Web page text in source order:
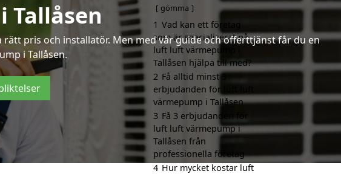
pris och installatör. Men med vår guide och offerttjänst får du en
i Tallåsen.
gömma
1 Vad kan ett företag
som är specialiserat på
luft luft värmepump i
Tallåsen hjälpa till med?
2 Få alltid minst 3
erbjudanden för luft luft
värmepump i Tallåsen
3 Få 3 erbjudanden för
luft luft värmepump i
Tallåsen från
professionella företag
4 Hur mycket kostar luft